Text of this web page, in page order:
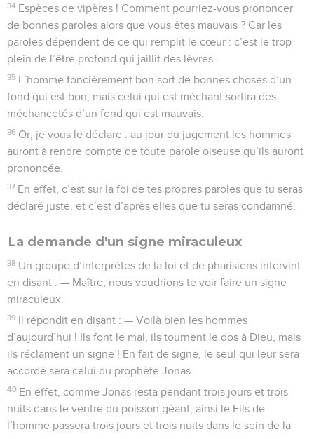
34 Espèces de vipères ! Comment pourriez-vous prononcer
de bonnes paroles alors que vous êtes mauvais ? Car les
paroles dépendent de ce qui remplit le cœur : c’est le trop-
plein de l’être profond qui jaillit des lèvres.
35 L’homme foncièrement bon sort de bonnes choses d’un
fond qui est bon, mais celui qui est méchant sortira des
méchancetés d’un fond qui est mauvais.
36 Or, je vous le déclare : au jour du jugement les hommes
auront à rendre compte de toute parole oiseuse qu’ils auront
prononcée.
37 En effet, c’est sur la foi de tes propres paroles que tu seras
déclaré juste, et c’est d’après elles que tu seras condamné.
La demande d'un signe miraculeux
38 Un groupe d’interprètes de la loi et de pharisiens intervint
en disant : — Maître, nous voudrions te voir faire un signe
miraculeux.
39 Il répondit en disant : — Voilà bien les hommes
d’aujourd’hui ! Ils font le mal, ils tournent le dos à Dieu, mais
ils réclament un signe ! En fait de signe, le seul qui leur sera
accordé sera celui du prophète Jonas.
40 En effet, comme Jonas resta pendant trois jours et trois
nuits dans le ventre du poisson géant, ainsi le Fils de
l’homme passera trois jours et trois nuits dans le sein de la